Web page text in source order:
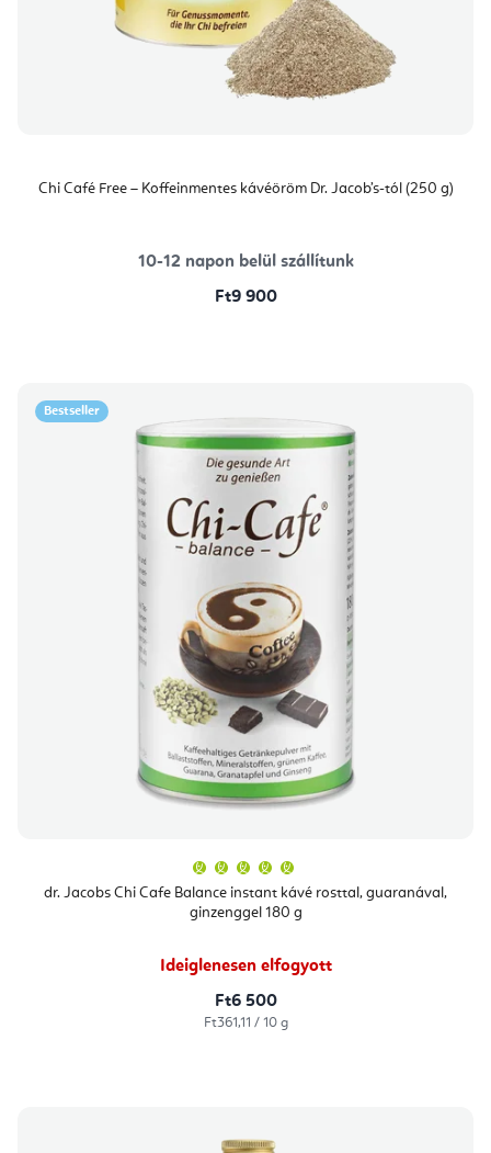
Chi Café Free – Koffeinmentes kávéöröm Dr. Jacob’s-tól (250 g)
10-12 napon belül szállítunk
Ft9 900
Bestseller
dr. Jacobs Chi Cafe Balance instant kávé rosttal, guaranával,
ginzenggel 180 g
átlagos
értékelése
5-
Ideiglenesen elfogyott
Ft6 500
Egységár:
Ft361,11 / 10 g